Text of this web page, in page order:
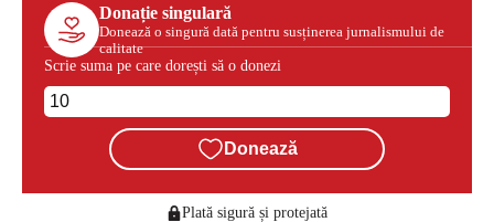
Donație singulară
Donează o singură dată pentru susținerea jurnalismului de
calitate
Scrie suma pe care dorești să o donezi
Donează
Plată sigură și protejată